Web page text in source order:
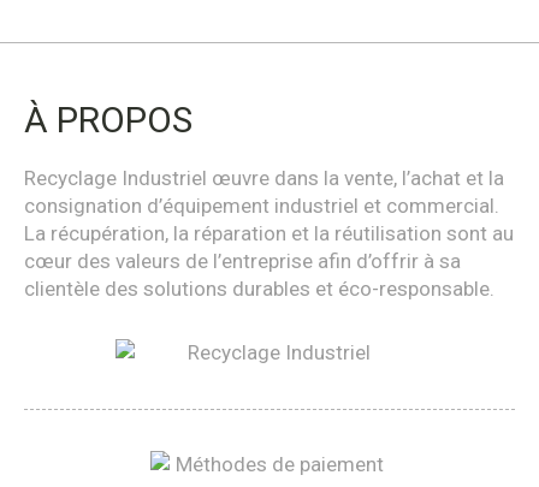
À PROPOS
Recyclage Industriel œuvre dans la vente, l’achat et la
consignation d’équipement industriel et commercial.
La récupération, la réparation et la réutilisation sont au
cœur des valeurs de l’entreprise afin d’offrir à sa
clientèle des solutions durables et éco-responsable.